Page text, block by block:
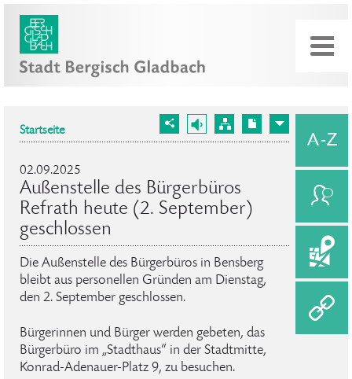
Startseite
02.09.2025
Außenstelle des Bürgerbüros
Refrath heute (2. September)
geschlossen
Die Außenstelle des Bürgerbüros in Bensberg
bleibt aus personellen Gründen am Dienstag,
den 2. September geschlossen.
Bürgerinnen und Bürger werden gebeten, das
Bürgerbüro im „Stadthaus“ in der Stadtmitte,
Konrad-Adenauer-Platz 9, zu besuchen.